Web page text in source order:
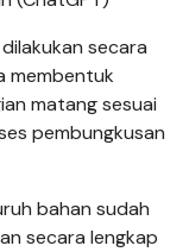
secara
membentuk
matang sesuai
pembungkusan
bahan sudah
secara lengkap